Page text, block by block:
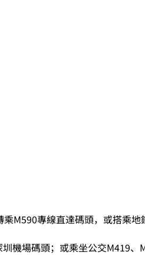
M590專線直達碼頭，或搭乘
機場碼頭；或乘坐公交M419、